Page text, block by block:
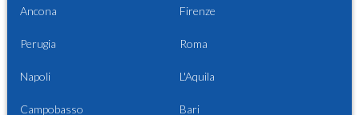
Ancona Firenze
Perugia Roma
Napoli L'Aquila
Campobasso Bari